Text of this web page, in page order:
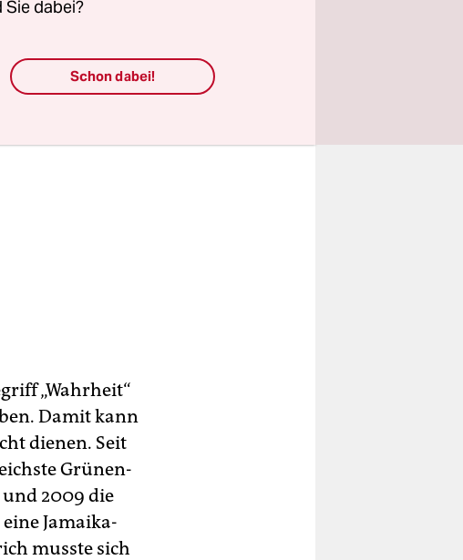
„Wahrheit“
Damit kann
dienen. Seit
Grünen-
2009 die
Jamaika-
musste sich
Sie dabei?
Schon dabei!